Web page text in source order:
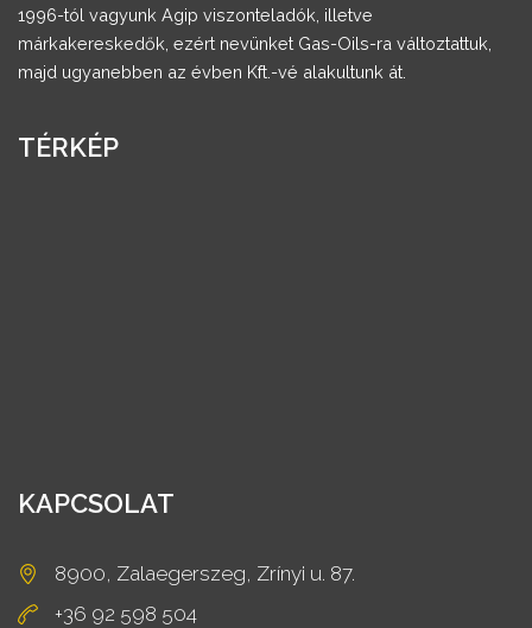
1996-tól vagyunk Agip viszonteladók, illetve
márkakereskedők, ezért nevünket Gas-Oils-ra változtattuk,
majd ugyanebben az évben Kft.-vé alakultunk át.
TÉRKÉP
KAPCSOLAT
8900, Zalaegerszeg, Zrínyi u. 87.
+36 92 598 504